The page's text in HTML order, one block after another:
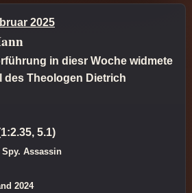
2025
in diesr Woche widmete
des Theologen Dietrich
5.1)
Spy. Assassin
2024